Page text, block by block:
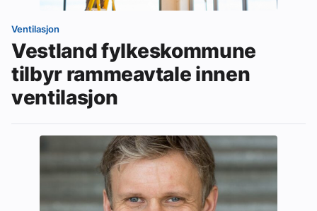
Ventilasjon
Vestland fylkeskommune
tilbyr rammeavtale innen
ventilasjon